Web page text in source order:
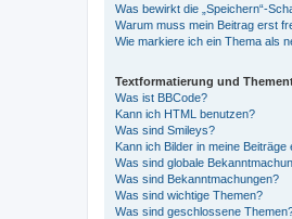
Was bewirkt die „Speichern“-
Warum muss mein Beitrag erst
Wie markiere ich ein Thema als
Textformatierung und
Was ist BBCode?
Kann ich HTML benutzen?
Was sind Smileys?
Kann ich Bilder in meine Beiträge
Was sind globale
Was sind Bekanntmachungen?
Was sind wichtige Themen?
Was sind geschlossene